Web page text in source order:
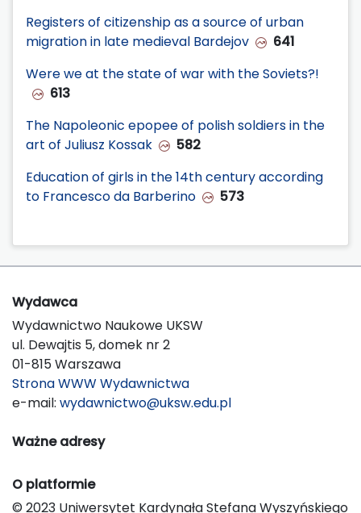
Registers of citizenship as a source of urban
migration in late medieval Bardejov
641
Were we at the state of war with the Soviets?!
613
The Napoleonic epopee of polish soldiers in the
art of Juliusz Kossak
582
Education of girls in the 14th century according
to Francesco da Barberino
573
Wydawca
Wydawnictwo Naukowe UKSW
ul. Dewajtis 5, domek nr 2
01-815 Warszawa
Strona WWW Wydawnictwa
e-mail: wydawnictwo@uksw.edu.pl
Ważne adresy
O platformie
© 2023 Uniwersytet Kardynała Stefana Wyszyńskiego